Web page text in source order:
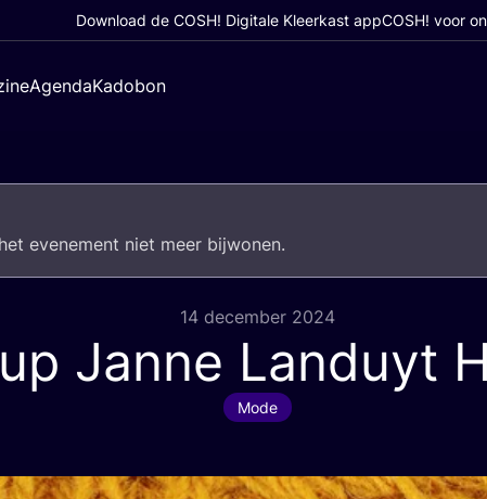
Download de COSH! Digitale Kleerkast appCOSH! voor
AgendaKadobon
eve­ne­ment niet meer bijwonen.
14 december 2024
Janne Landuyt
Mode